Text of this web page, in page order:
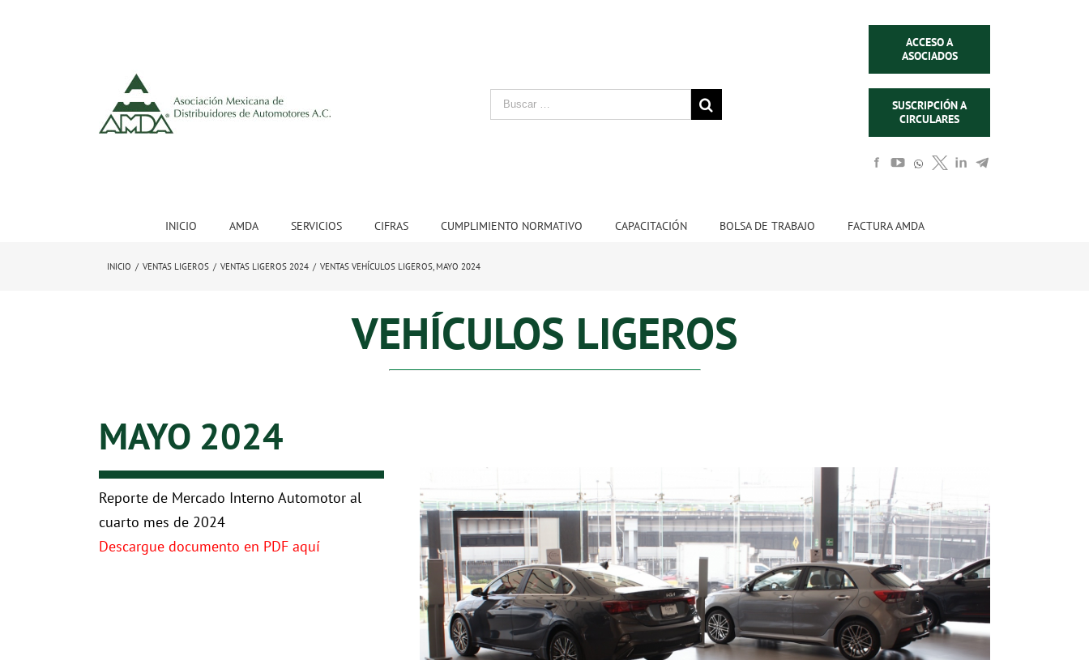
ACCESO A
ASOCIADOS
SUSCRIPCIÓN A
CIRCULARES
INICIO AMDA SERVICIOS CIFRAS CUMPLIMIENTO NORMATIVO CAPACITACIÓN BOLSA DE TRABAJO FACTURA AMDA
INICIO / VENTAS LIGEROS / VENTAS LIGEROS 2024 / VENTAS VEHÍCULOS LIGEROS, MAYO 2024
VEHÍCULOS LIGEROS
MAYO 2024
Reporte de Mercado Interno Automotor al
cuarto mes de 2024
Descargue documento en PDF aquí